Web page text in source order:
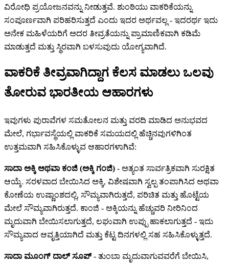
ವಿರೋಧಿ ಪ್ರಯೋಜನವನ್ನು ನೀಡುತ್ತವೆ. ಶುಂಠಿಯು ವಾಕರಿಕೆಯನ್ನು
ಸಂಪೂರ್ಣವಾಗಿ ಪರಿಹರಿಸುತ್ತದೆ ಎಂದು ಇದರ ಅರ್ಥವಲ್ಲ - ಇದರರ್ಥ ಇದು
ಅನೇಕ ಮಹಿಳೆಯರಿಗೆ ಅದರ ತೀವ್ರತೆಯನ್ನು ಪ್ರಾಮಾಣಿಕವಾಗಿ ಕಡಿಮೆ
ಮಾಡುತ್ತದೆ ಮತ್ತು ಸ್ಥಿರವಾಗಿ ಬಳಸುವುದು ಯೋಗ್ಯವಾಗಿದೆ.
ವಾಕರಿಕೆ ತೀವ್ರವಾಗಿದ್ದಾಗ ಕೆಲಸ ಮಾಡಲು ಒಲವು
ತೋರುವ ಭಾರತೀಯ ಆಹಾರಗಳು
ಇವುಗಳು ಪುರಾವೆಗಳ ಸಮತೋಲನ ಮತ್ತು ವರದಿ ಮಾಡಿದ ಅನುಭವದ
ಮೇಲೆ, ಗರ್ಭಾವಸ್ಥೆಯಲ್ಲಿ ವಾಕರಿಕೆ ಸಮಯದಲ್ಲಿ ಹೆಚ್ಚಿನವುಗಳಿಗಿಂತ
ಉತ್ತಮವಾಗಿ ಸಹಿಸಿಕೊಳ್ಳುವ ಆಹಾರಗಳಾಗಿವೆ:
ಸಾದಾ ಅಕ್ಕಿ ಅಥವಾ ಕಂಜಿ (ಅಕ್ಕಿ ಗಂಜಿ) - ಅತ್ಯಂತ ಸಾರ್ವತ್ರಿಕವಾಗಿ ಸುರಕ್ಷಿತ
ಆಯ್ಕೆ. ಸರಳವಾದ ಬೇಯಿಸಿದ ಅಕ್ಕಿ, ವಿಶೇಷವಾಗಿ ಸ್ವಲ್ಪ ತಂಪಾಗಿಸಿದ ಅಥವಾ
ಕೋಣೆಯ ಉಷ್ಣಾಂಶದಲ್ಲಿ, ಸೌಮ್ಯವಾಗಿರುತ್ತದೆ, ಪರಿಚಿತ ಮತ್ತು ಹೊಟ್ಟೆಯ
ಮೇಲೆ ಸೌಮ್ಯವಾಗಿರುತ್ತದೆ. ಕಾಂಜಿ - ಅಕ್ಕಿಯನ್ನು ಹೆಚ್ಚುವರಿ ನೀರಿನಿಂದ
ಮೃದುವಾಗಿ ಬೇಯಿಸಲಾಗುತ್ತದೆ, ಲಘುವಾಗಿ ಉಪ್ಪು ಹಾಕಲಾಗುತ್ತದೆ - ಇದು
ಸೌಮ್ಯವಾದ ಆವೃತ್ತಿಯಾಗಿದೆ ಮತ್ತು ಕೆಟ್ಟ ದಿನಗಳಲ್ಲಿ ಸಹ ಸಹಿಸಿಕೊಳ್ಳುತ್ತದೆ.
ಸಾದಾ ಮೂಂಗ್ ದಾಲ್ ಸೂಪ್- ತುಂಬಾ ಮೃದುವಾಗುವವರೆಗೆ ಬೇಯಿಸಿ,